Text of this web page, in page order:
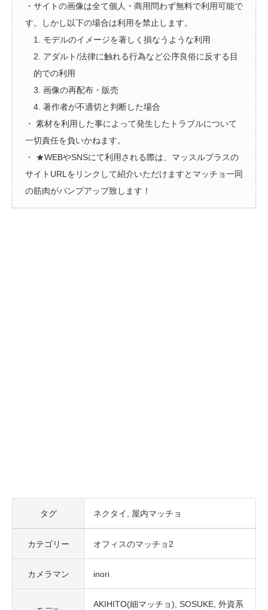
・サイトの画像は全て個人・商用問わず無料で利用可能で
す。しかし以下の場合は利用を禁止します。
1. モデルのイメージを著しく損なうような利用
2. アダルト/法律に触れる行為など公序良俗に反する目
的での利用
3. 画像の再配布・販売
4. 著作者が不適切と判断した場合
・ 素材を利用した事によって発生したトラブルについて
一切責任を負いかねます。
・ ★WEBやSNSにて利用される際は、マッスルプラスの
サイトURLをリンクして紹介いただけますとマッチョ一同
の筋肉がパンプアップ致します！
タグ ネクタイ 屋内マッチョ
カテゴリー オフィスのマッチョ2
カメラマン inori
AKIHITO(細マッチョ) SOSUKE 外資系